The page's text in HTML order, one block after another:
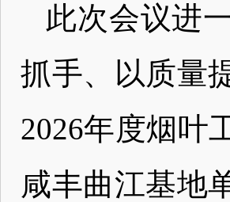
此次会议进
抓手、以质量
2026年度烟叶
咸丰曲江基地